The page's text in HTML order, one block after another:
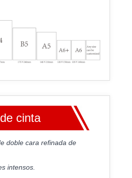
cinta
doble cara refinada de
intensos.